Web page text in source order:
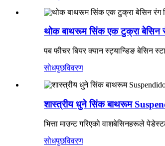
थोक बाथरूम सिंक एक टुक्रा बेसिन
पब फीचर बियर क्यान स्ट्यान्डिङ बेसिन
सोधपुछविवरण
शास्त्रीय धुने सिंक बाथरूम
भित्ता माउन्ट गरिएको वाशबेसिनहरूले
सोधपुछविवरण